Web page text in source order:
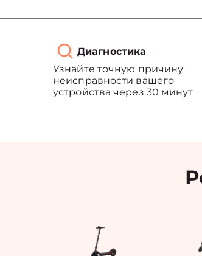
Диагностика
Узнайте точную причину
неисправности вашего
устройства через 30 минут